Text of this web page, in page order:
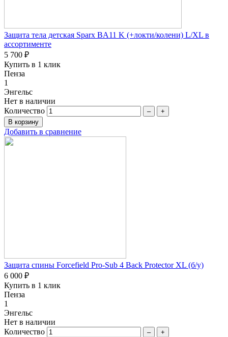
Защита тела детская Sparx BA11 K (+локти/колени) L/XL в
ассортименте
5 700 ₽
Купить в 1 клик
Пенза
1
Энгельс
Нет в наличии
Количество
– +
Добавить в сравнение
Защита спины Forcefield Pro-Sub 4 Back Protector XL (б/у)
6 000 ₽
Купить в 1 клик
Пенза
1
Энгельс
Нет в наличии
Количество
– +